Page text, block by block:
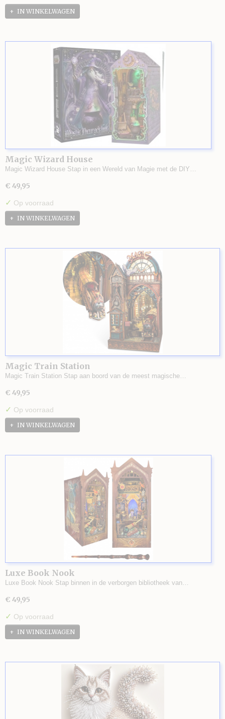
IN WINKELWAGEN
Magic Wizard House
Magic Wizard House Stap in een Wereld van Magie met de DIY…
€ 49,95
✓ Op voorraad
IN WINKELWAGEN
Magic Train Station
Magic Train Station Stap aan boord van de meest magische…
€ 49,95
✓ Op voorraad
IN WINKELWAGEN
Luxe Book Nook
Luxe Book Nook Stap binnen in de verborgen bibliotheek van…
€ 49,95
✓ Op voorraad
IN WINKELWAGEN